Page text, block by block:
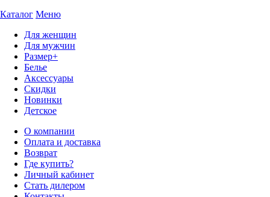
Каталог Меню
Для женщин
Для мужчин
Размер+
Белье
Аксессуары
Скидки
Новинки
Детское
О компании
Оплата и доставка
Возврат
Где купить?
Личный кабинет
Стать дилером